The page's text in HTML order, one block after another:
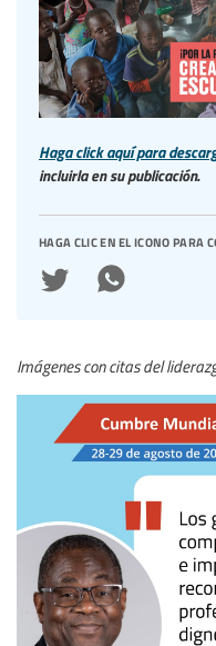
Haga click aquí para
incluirla en su publicación.
haga clic en el icono para
Imágenes con citas del